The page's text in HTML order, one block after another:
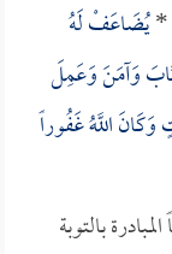
*يُضَاعَفْ لَهُ
وَآمَنَ وَعَمِلَ
اللَّهُ غَفُوراً
بالتوبة